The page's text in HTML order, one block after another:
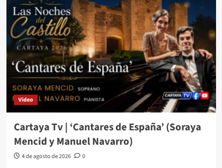
Video
Cartaya Tv | ‘Cantares de España’ (Soraya
Mencid y Manuel Navarro)
4 de agosto de 2026 0